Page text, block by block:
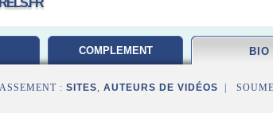
COMPLEMENT BIO
: SITES, AUTEURS DE VIDÉOS |